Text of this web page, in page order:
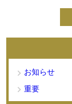
お知らせ
重要